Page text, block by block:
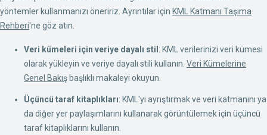
yöntemler kullanmanızı öneririz. Ayrıntılar için KML Katmanı Taşıma
Rehberi'ne göz atın.
Veri kümeleri için veriye dayalı stil : KML verilerinizi veri kümesi
olarak yükleyin ve veriye dayalı stili kullanın. Veri Kümelerine
Genel Bakış başlıklı makaleyi okuyun.
Üçüncü taraf kitaplıkları: KML'yi ayrıştırmak ve veri katmanını ya
da diğer yer paylaşımlarını kullanarak görüntülemek için üçüncü
taraf kitaplıklarını kullanın.